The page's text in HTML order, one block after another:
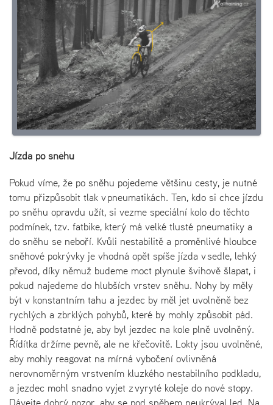
Jízda po sněhu
Pokud víme, že po sněhu pojedeme většinu cesty, je nutné
tomu přizpůsobit tlak v pneumatikách. Ten, kdo si chce jízdu
po sněhu opravdu užít, si vezme speciální kolo do těchto
podmínek, tzv. fatbike, který má velké tlusté pneumatiky a
do sněhu se neboří. Kvůli nestabilitě a proměnlivé hloubce
sněhové pokrývky je vhodná opět spíše jízda v sedle, lehký
převod, díky němuž budeme moct plynule švihově šlapat, i
pokud najedeme do hlubších vrstev sněhu. Nohy by měly
být v konstantním tahu a jezdec by měl jet uvolněně bez
rychlých a zbrklých pohybů, které by mohly způsobit pád.
Hodně podstatné je, aby byl jezdec na kole plně uvolněný.
Řídítka držíme pevně, ale ne křečovitě. Lokty jsou uvolněné,
aby mohly reagovat na mírná vybočení ovlivněná
nerovnoměrným vrstvením kluzkého nestabilního podkladu,
a jezdec mohl snadno vyjet z vyryté koleje do nové stopy.